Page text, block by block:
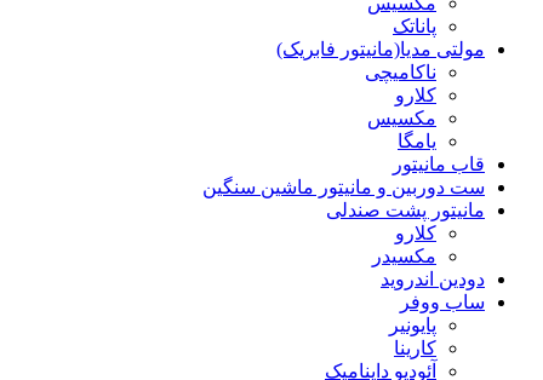
پاناتک
مولتی مدیا(مانیتور فابریک)
ناکامیچی
کلارو
مکسیس
یامگا
قاب مانیتور
ست دوربین و مانیتور ماشین سنگین
مانیتور پشت صندلی
کلارو
مکسیدر
دودین اندروید
ساب ووفر
پایونیر
کارینا
آئودیو داینامیک